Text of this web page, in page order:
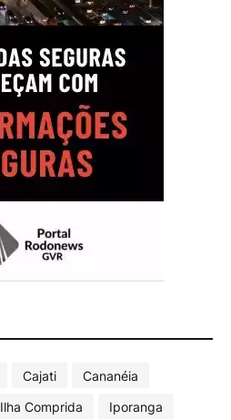
Cajati
Cananéia
Ilha Comprida
Iporanga